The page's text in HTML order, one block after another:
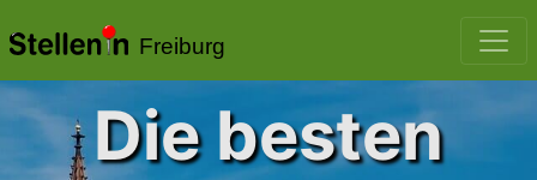
Freiburg
Die besten